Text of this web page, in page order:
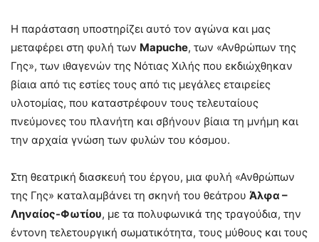
Η παράσταση υποστηρίζει αυτό τον αγώνα και μας
μεταφέρει στη φυλή των Mapuche, των «Ανθρώπων της
Γης», των ιθαγενών της Νότιας Χιλής που εκδιώχθηκαν
βίαια από τις εστίες τους από τις μεγάλες εταιρείες
υλοτομίας, που καταστρέφουν τους τελευταίους
πνεύμονες του πλανήτη και σβήνουν βίαια τη μνήμη και
την αρχαία γνώση των φυλών του κόσμου.
Στη θεατρική διασκευή του έργου, μια φυλή «Ανθρώπων
της Γης» καταλαμβάνει τη σκηνή του θεάτρου Άλφα –
Ληναίος-Φωτίου, με τα πολυφωνικά της τραγούδια, την
έντονη τελετουργική σωματικότητα, τους μύθους και τους